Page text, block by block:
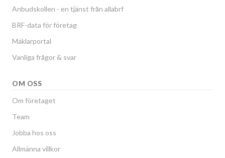
Anbudskollen - en tjänst från allabrf
BRF-data för företag
Mäklarportal
Vanliga frågor & svar
OM OSS
Om företaget
Team
Jobba hos oss
Allmänna villkor